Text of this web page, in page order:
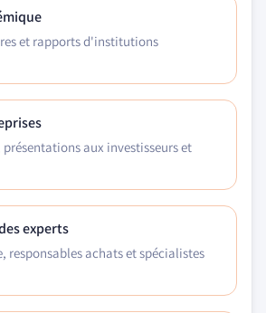
et rapports d'institutions
aux investisseurs et
experts
responsables achats et spécialistes